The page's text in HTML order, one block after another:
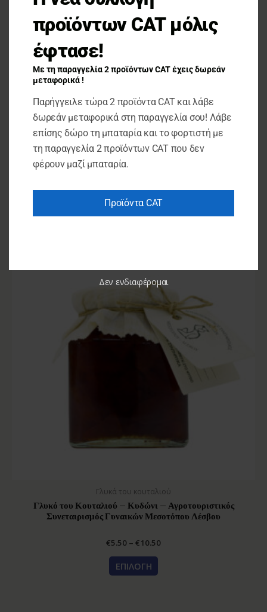
ΤΟΠΙΚΑ ΠΡΟΪΟΝΤΑ
Ερέσσυκο ξηρά σύκα
ΔΙΑΒΆΣΤΕ ΠΕΡΙΣΣΌΤΕΡΑ
Γλυκά του κουταλιού
Γλυκό του Κουταλιού – Κυδώνι – Αγροτουριστικός
Συνεταιρισμός Γυναικών Μεσοτόπου Λέσβου
€5.50 – €10.50
ΕΠΙΛΟΓΉ
προϊόντων CAT μόλις
έφτασε!
Με τη παραγγελία 2 προϊόντων CAT έχεις δωρεάν
μεταφορικά !
Παρήγγειλε τώρα 2 προϊόντα CAT και λάβε
δωρεάν μεταφορικά στη παραγγελία σου! Λάβε
επίσης δώρο τη μπαταρία και το φορτιστή με
τη παραγγελία 2 προϊόντων CAT που δεν
φέρουν μαζί μπαταρία.
Προϊόντα CAT
Δεν ενδιαφέρομαι